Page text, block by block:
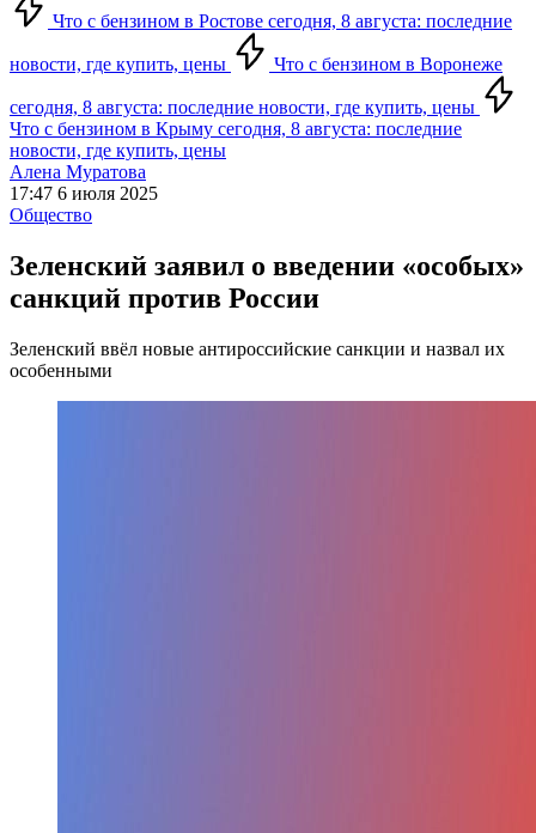
Что с бензином в Ростове сегодня, 8 августа: последние
новости, где купить, цены Что с бензином в Воронеже
сегодня, 8 августа: последние новости, где купить, цены
Что с бензином в Крыму сегодня, 8 августа: последние
новости, где купить, цены
Алена Муратова
17:47 6 июля 2025
Общество
Зеленский заявил о введении «особых»
санкций против России
Зеленский ввёл новые антироссийские санкции и назвал их
особенными